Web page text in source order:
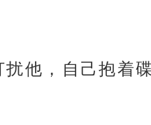
他，自己抱着